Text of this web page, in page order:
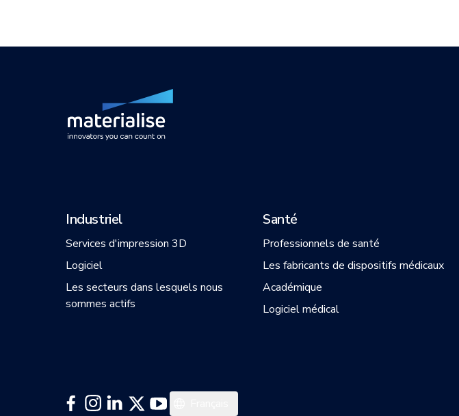
Industriel
Services d'impression 3D
Logiciel
Les secteurs dans lesquels nous
sommes actifs
Santé
Professionnels de santé
Les fabricants de dispositifs médicaux
Académique
Logiciel médical